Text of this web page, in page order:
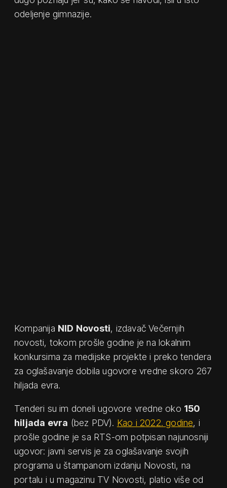
odeljenje gimnazije.
Kompanija NID Novosti, izdavač Večernjih
novosti, tokom prošle godine je na lokalnim
konkursima za medijske projekte i preko tendera
za oglašavanje dobila ugovore vredne skoro 267
hiljada evra.
Tenderi su im doneli ugovore vredne oko 150
hiljada evra (bez PDV). Kao i 2022. godine, i
prošle godine je sa RTS-om potpisan najunosniji
ugovor: javni servis je za oglašavanje svojih
programa u štampanom izdanju Novosti, na
portalu i u magazinu TV Novosti, platio više od